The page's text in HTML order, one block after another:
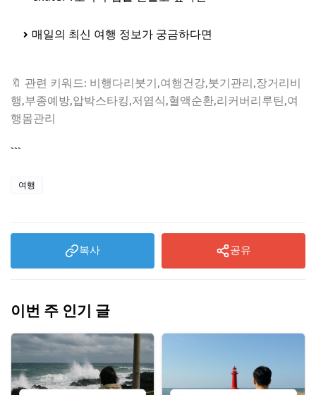
매일의 최신 여행 정보가 궁금하다면
🔖 관련 키워드: 비행다리붓기,여행건강,붓기관리,장거리비
행,부종예방,압박스타킹,저염식,혈액순환,리커버리루틴,여
행몸관리
```
여행
복사 공유
이번 주 인기 글